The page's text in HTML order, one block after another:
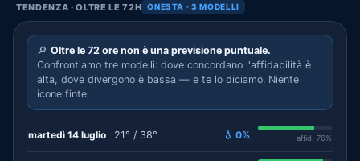
TENDENZA · OLTRE LE 72H ONESTA · 3 MODELLI
🔎 Oltre le 72 ore non è una previsione puntuale.
Confrontiamo tre modelli: dove concordano l'affidabilità è
alta, dove divergono è bassa — e te lo diciamo. Niente
icone finte.
martedì 14 luglio 21° / 38° 💧 0% affid. 76%